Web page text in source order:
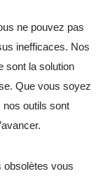
ne pouvez pas
inefficaces. Nos
sont la solution
Que vous soyez
nos outils sont
obsolètes vous